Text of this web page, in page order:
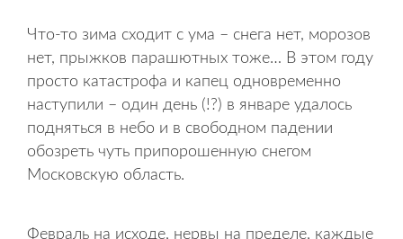
Что-то зима сходит с ума – снега нет, морозов
нет, прыжков парашютных тоже… В этом году
просто катастрофа и капец одновременно
наступили – один день (!?) в январе удалось
подняться в небо и в свободном падении
обозреть чуть припорошенную снегом
Московскую область.
Февраль на исходе, нервы на пределе, каждые